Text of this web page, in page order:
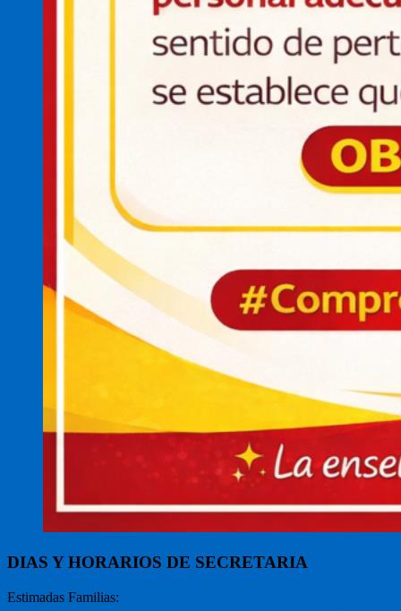
DIAS Y HORARIOS DE SECRETARIA
Estimadas Familias: